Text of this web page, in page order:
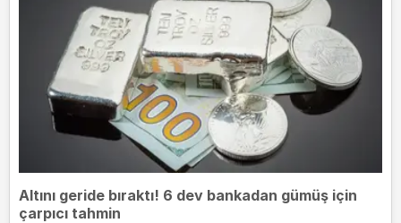
Altını geride bıraktı! 6 dev bankadan gümüş için
çarpıcı tahmin